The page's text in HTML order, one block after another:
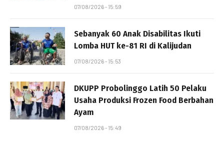
07/08/2026 - 15:59
Sebanyak 60 Anak Disabilitas Ikuti
Lomba HUT ke-81 RI di Kalijudan
07/08/2026 - 15:53
DKUPP Probolinggo Latih 50 Pelaku
Usaha Produksi Frozen Food Berbahan
Ayam
07/08/2026 - 15:49